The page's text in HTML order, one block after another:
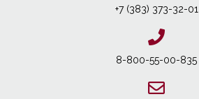
+7 (383) 373-32-01
8-800-55-00-835